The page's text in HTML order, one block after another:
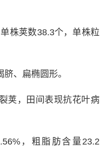
株荚数38.3个，单株粒
、扁椭圆形。
荚，田间表现抗花叶病
，粗脂肪含量23.2